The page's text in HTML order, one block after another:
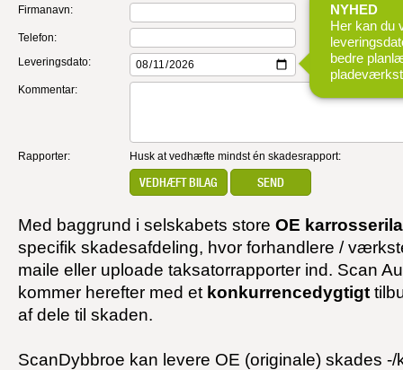
Firmanavn:
Telefon:
Leveringsdato:
NYHED
Her kan du
bedre
Kommentar:
Rapporter: Husk at vedhæfte mindst én skadesrapport:
VEDHÆFT BILAG SEND
Med baggrund i selskabets store OE
specifik skadesafdeling, hvor forhandlere /
maile eller uploade taksatorrapporter ind. Scan
kommer herefter med et konkurrencedygtigt
af dele til skaden.
ScanDybbroe kan levere OE (originale) skades